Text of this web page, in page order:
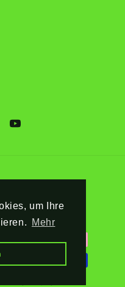
um Ihre
Mehr
YouTube